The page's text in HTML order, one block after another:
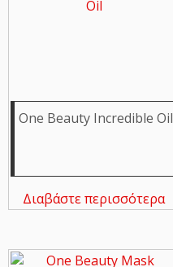
One Beauty Incredible Oil
Διαβάστε περισσότερα